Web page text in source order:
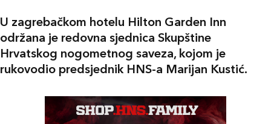
U zagrebačkom hotelu Hilton Garden Inn
održana je redovna sjednica Skupštine
Hrvatskog nogometnog saveza, kojom je
rukovodio predsjednik HNS-a Marijan Kustić.